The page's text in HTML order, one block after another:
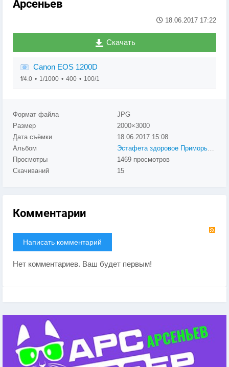
Арсеньев
18.06.2017 17:22
Скачать
Canon EOS 1200D
f/4.0 1/1000 400 100/1
Формат файла
JPG
Размер
2000×3000
Дата съёмки
18.06.2017 15:08
Альбом
Просмотры
1469 просмотров
Скачиваний
15
Комментарии
Написать комментарий
Нет комментариев. Ваш будет первым!